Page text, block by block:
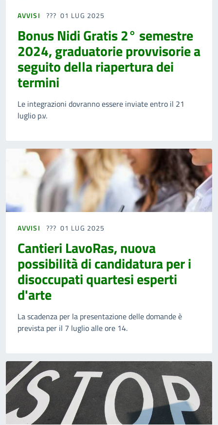
AVVISI 01 LUG 2025
Bonus Nidi Gratis 2° semestre
2024, graduatorie provvisorie a
seguito della riapertura dei
termini
Le integrazioni dovranno essere inviate entro il 21
luglio p.v.
AVVISI 01 LUG 2025
Cantieri LavoRas, nuova
possibilità di candidatura per i
disoccupati quartesi esperti
d'arte
La scadenza per la presentazione delle domande è
prevista per il 7 luglio alle ore 14.